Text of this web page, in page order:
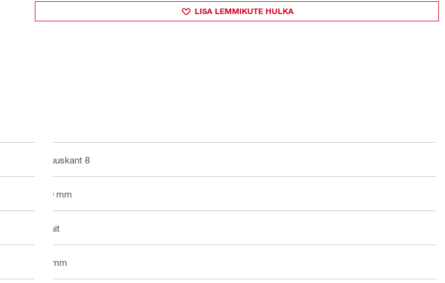
LISA LEMMIKUTE HULKA
Kuuskant 8
19 mm
Puit
2 mm